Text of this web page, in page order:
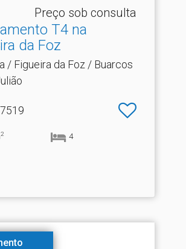
Preço sob consulta
T4 na
da Foz
/ Figueira da Foz / Buarcos
2 4